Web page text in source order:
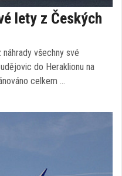
lety z Českých
všechny své
do Heraklionu na
celkem …